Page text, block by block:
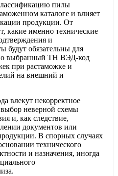
пилы
каталоге и влияет
продукции. От
какие именно технические
и
будут обязательны для
выбранный ТН ВЭД-код
при растаможке и
на внешний и
влекут некорректное
неверной схемы
и, как следствие,
документов или
В спорных случаях
технического
и назначения, иногда